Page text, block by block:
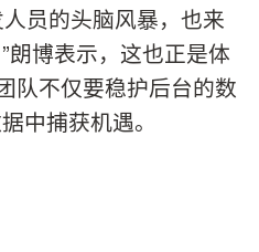
员的头脑风暴，也来
朗博表示，这也正是体
队不仅要稳护后台的数
中捕获机遇。